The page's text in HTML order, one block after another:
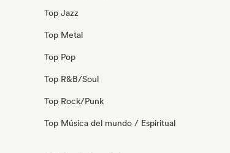
Top Jazz
Top Metal
Top Pop
Top R&B/Soul
Top Rock/Punk
Top Música del mundo / Espiritual